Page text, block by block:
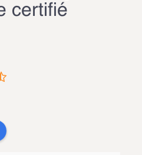
certifié